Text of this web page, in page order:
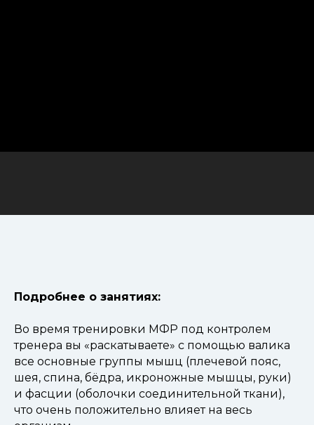
Подробнее о занятиях:
Во время тренировки МФР под контролем
тренера вы «раскатываете» с помощью валика
все основные группы мышц (плечевой пояс,
шея, спина, бёдра, икроножные мышцы, руки)
и фасции (оболочки соединительной ткани),
что очень положительно влияет на весь